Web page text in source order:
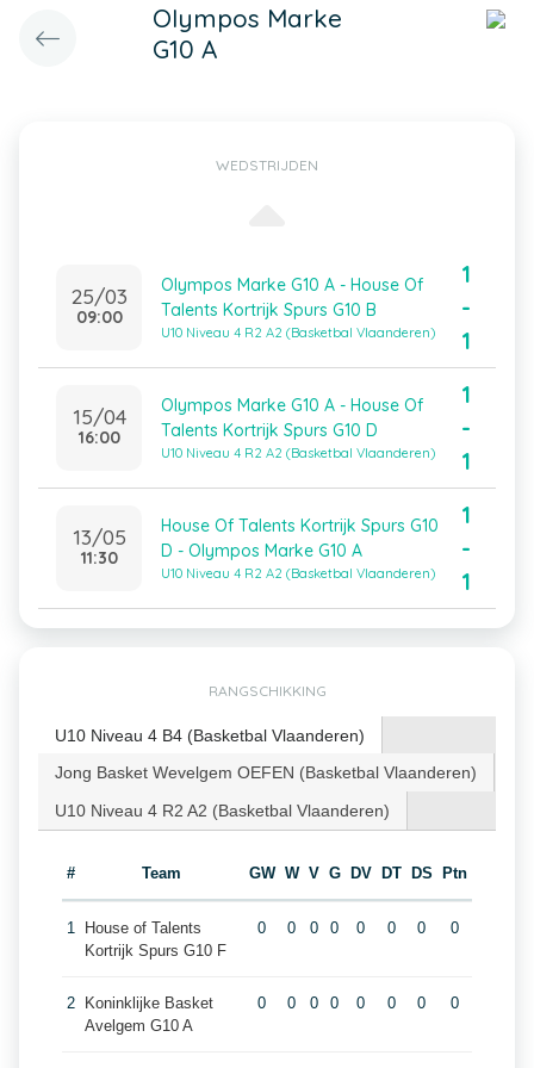
Olympos Marke
G10 A
WEDSTRIJDEN
25/03
09:00
Olympos Marke G10 A - House Of
Talents Kortrijk Spurs G10 B
U10 Niveau 4 R2 A2 (Basketbal Vlaanderen)
1
-
1
15/04
16:00
Olympos Marke G10 A - House Of
Talents Kortrijk Spurs G10 D
U10 Niveau 4 R2 A2 (Basketbal Vlaanderen)
1
-
1
13/05
11:30
House Of Talents Kortrijk Spurs G10
D - Olympos Marke G10 A
U10 Niveau 4 R2 A2 (Basketbal Vlaanderen)
1
-
1
RANGSCHIKKING
U10 Niveau 4 B4 (Basketbal Vlaanderen)
Jong Basket Wevelgem OEFEN (Basketbal Vlaanderen)
U10 Niveau 4 R2 A2 (Basketbal Vlaanderen)
# Team GW W V G DV DT DS Ptn
1
House of Talents
Kortrijk Spurs G10 F
0 0 0 0 0 0 0 0
2
Koninklijke Basket
Avelgem G10 A
0 0 0 0 0 0 0 0